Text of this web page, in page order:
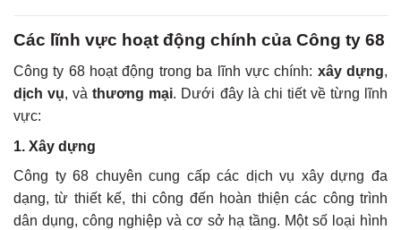
Các lĩnh vực hoạt động chính của Công ty 68
Công ty 68 hoạt động trong ba lĩnh vực chính: xây dựng,
dịch vụ, vàthương mại. Dưới đây là chi tiết về từng lĩnh
vực:
1. Xây dựng
Công ty 68 chuyên cung cấp các dịch vụ xây dựng đa
dạng, từ thiết kế, thi công đến hoàn thiện các công trình
dân dụng, công nghiệp và cơ sở hạ tầng. Một số loại hình